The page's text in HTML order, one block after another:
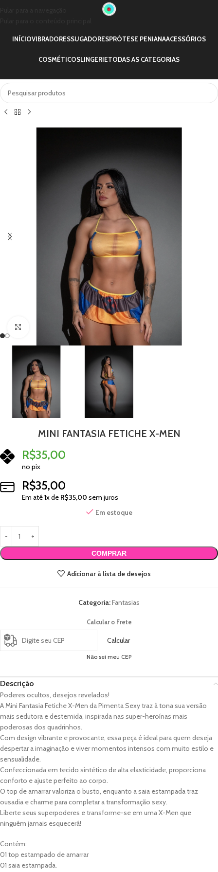
INÍCIOVIBRADORESSUGADORESPRÓTESE PENIANAACESSÓRIOS
COSMÉTICOSLINGERIETODAS AS CATEGORIAS
Clique para ampliar
MINI FANTASIA FETICHE X-MEN
R$35,00
no pix
R$35,00
Em até1x de R$35,00 sem juros
Em estoque
COMPRAR
Adicionar à lista de desejos
Categoria:Fantasias
Calcular o Frete
Calcular
Não sei meu CEP
Descrição
Poderes ocultos, desejos revelados!
A Mini Fantasia Fetiche X-Men da Pimenta Sexy traz à tona sua versão
mais sedutora e destemida, inspirada nas super-heroínas mais
poderosas dos quadrinhos.
Com design vibrante e provocante, essa peça é ideal para quem deseja
despertar a imaginação e viver momentos intensos com muito estilo e
sensualidade.
Confeccionada em tecido sintético de alta elasticidade, proporciona
conforto e ajuste perfeito ao corpo.
O top de amarrar valoriza o busto, enquanto a saia estampada traz
ousadia e charme para completar a transformação sexy.
Liberte seus superpoderes e transforme-se em uma X-Men que
ninguém jamais esquecerá!
Contém:
01 top estampado de amarrar
01 saia estampada.